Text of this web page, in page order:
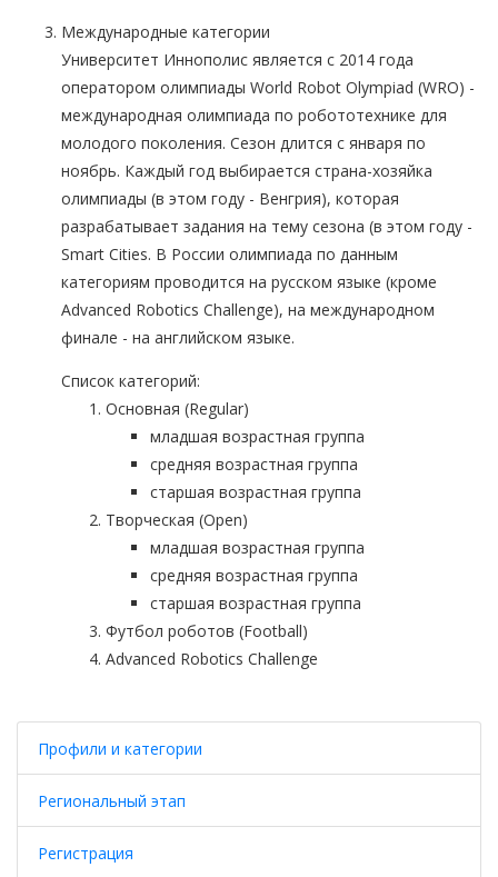
Международные категории
Университет Иннополис является с 2014 года
оператором олимпиады World Robot Olympiad (WRO) -
международная олимпиада по робототехнике для
молодого поколения. Сезон длится с января по
ноябрь. Каждый год выбирается страна-хозяйка
олимпиады (в этом году - Венгрия), которая
разрабатывает задания на тему сезона (в этом году -
Smart Cities. В России олимпиада по данным
категориям проводится на русском языке (кроме
Advanced Robotics Challenge), на международном
финале - на английском языке.
Список категорий:
Основная (Regular)
младшая возрастная группа
средняя возрастная группа
старшая возрастная группа
Творческая (Open)
младшая возрастная группа
средняя возрастная группа
старшая возрастная группа
Футбол роботов (Football)
Advanced Robotics Challenge
Профили и категории
Региональный этап
Регистрация